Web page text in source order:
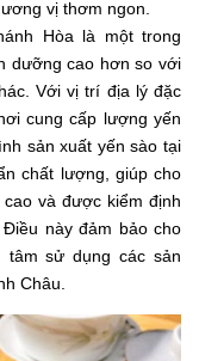
vị thơm ngon.
Hòa là một trong
dưỡng cao hơn so với
Với vị trí địa lý đặc
cung cấp lượng yến
sản xuất yến sào tại
chất lượng, giúp cho
và được kiểm định
này đảm bảo cho
tâm sử dụng các sản
Châu.